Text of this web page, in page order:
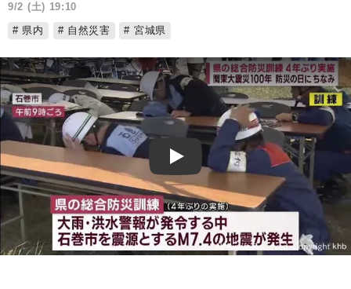
9/2 (土) 19:10
県内
自然災害 宮城県
Play